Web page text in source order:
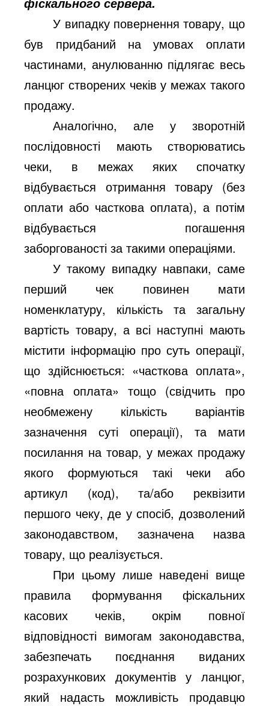
У випадку повернення товару, що
був придбаний на умовах оплати
частинами, анулюванню підлягає весь
ланцюг створених чеків у межах такого
продажу.
Аналогічно, але у зворотній
послідовності мають створюватись
чеки, в межах яких спочатку
відбувається отримання товару (без
оплати або часткова оплата), а потім
відбувається погашення
заборгованості за такими операціями.
У такому випадку навпаки, саме
перший чек повинен мати
номенклатуру, кількість та загальну
вартість товару, а всі наступні мають
містити інформацію про суть операції,
що здійснюється: «часткова оплата»,
«повна оплата» тощо (свідчить про
необмежену кількість варіантів
зазначення суті операції), та мати
посилання на товар, у межах продажу
якого формуються такі чеки або
артикул (код), та/або реквізити
першого чеку, де у спосіб, дозволений
законодавством, зазначена назва
товару, що реалізується.
При цьому лише наведені вище
правила формування фіскальних
касових чеків, окрім повної
відповідності вимогам законодавства,
забезпечать поєднання виданих
розрахункових документів у ланцюг,
який надасть можливість продавцю